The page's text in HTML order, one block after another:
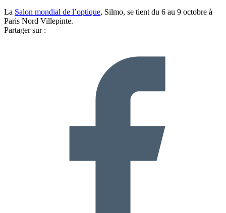
La Salon mondial de l’optique, Silmo, se tient du 6 au 9 octobre à
Paris Nord Villepinte.
Partager sur :